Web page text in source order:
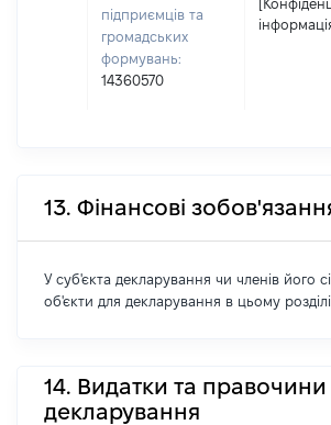
підприємців та
громадських
формувань:
14360570
13. Фінансові
У суб'єкта декларування чи членів його
об'єкти для декларування в цьому
14. Видатки та правочини
декларування